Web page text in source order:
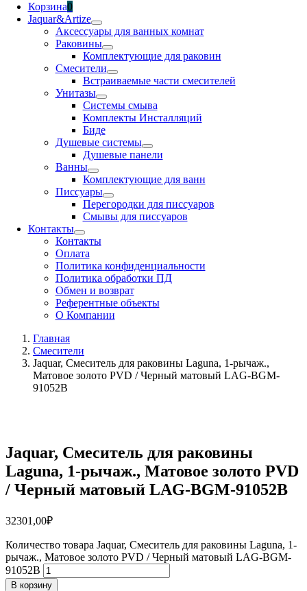
Корзина0
Jaquar&Artize
Аксессуары для ванных комнат
Раковины
Комплектующие для раковин
Смесители
Встраиваемые части смесителей
Унитазы
Системы смыва
Комплекты Инсталляций
Биде
Душевые системы
Душевые панели
Ванны
Комплектующие для ванн
Писсуары
Перегородки для писсуаров
Смывы для писсуаров
Контакты
Контакты
Оплата
Политика конфиденциальности
Политика обработки ПД
Обмен и возврат
Референтные объекты
О Компании
Главная
Смесители
Jaquar, Смеситель для раковины Laguna, 1-рычаж.,
Матовое золото PVD / Черный матовый LAG-BGM-
91052B
Jaquar, Смеситель для раковины
Laguna, 1-рычаж., Матовое золото PVD
/ Черный матовый LAG-BGM-91052B
32301,00₽
Количество товара Jaquar, Смеситель для раковины Laguna, 1-
рычаж., Матовое золото PVD / Черный матовый LAG-BGM-
91052B
В корзину